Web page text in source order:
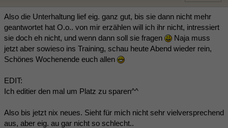
Also die Unterhaltung lief eig. ganz gut, bis sie dann nicht mehr
geantwortet hat O.o.. von mir erzählen will ich ihr nicht, intressiert
sie doch eh nicht, und wenn dann soll sie fragen
Naja muss
jetzt aber sowieso ins Training, schau heute Abend wieder rein,
Schönes Wochenende euch allen
EDIT:
Ich editier den mal um Platz zu sparen^^
Also bis jetzt nix neues. Sieht für mich nicht sehr vielversprechend
aus, aber eig. au gar nicht so schlecht..